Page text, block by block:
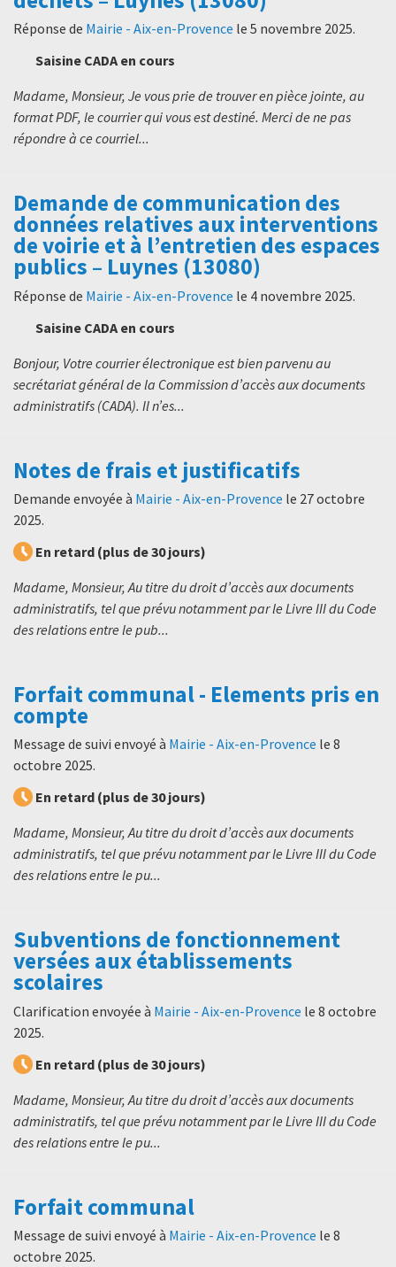
Réponse de Mairie - Aix-en-Provence le 5 novembre 2025.
Saisine CADA en cours
Madame, Monsieur, Je vous prie de trouver en pièce jointe, au
format PDF, le courrier qui vous est destiné. Merci de ne pas
répondre à ce courriel...
Demande de communication des
données relatives aux interventions
de voirie et à l’entretien des espaces
publics – Luynes (13080)
Réponse de Mairie - Aix-en-Provence le 4 novembre 2025.
Saisine CADA en cours
Bonjour, Votre courrier électronique est bien parvenu au
secrétariat général de la Commission d’accès aux documents
administratifs (CADA). Il n’es...
Notes de frais et justificatifs
Demande envoyée à Mairie - Aix-en-Provence le 27 octobre
2025.
En retard (plus de 30 jours)
Madame, Monsieur, Au titre du droit d’accès aux documents
administratifs, tel que prévu notamment par le Livre III du Code
des relations entre le pub...
Forfait communal - Elements pris en
compte
Message de suivi envoyé à Mairie - Aix-en-Provence le 8
octobre 2025.
En retard (plus de 30 jours)
Madame, Monsieur, Au titre du droit d’accès aux documents
administratifs, tel que prévu notamment par le Livre III du Code
des relations entre le pu...
Subventions de fonctionnement
versées aux établissements
scolaires
Clarification envoyée à Mairie - Aix-en-Provence le 8 octobre
2025.
En retard (plus de 30 jours)
Madame, Monsieur, Au titre du droit d’accès aux documents
administratifs, tel que prévu notamment par le Livre III du Code
des relations entre le pu...
Forfait communal
Message de suivi envoyé à Mairie - Aix-en-Provence le 8
octobre 2025.